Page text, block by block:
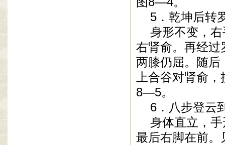
5．乾坤后转
身形不变，右
右肾俞。再经过
两膝仍屈。随后
上合谷对肾俞
8—5。
6．八步登云
身体直立，手
最后右脚在前